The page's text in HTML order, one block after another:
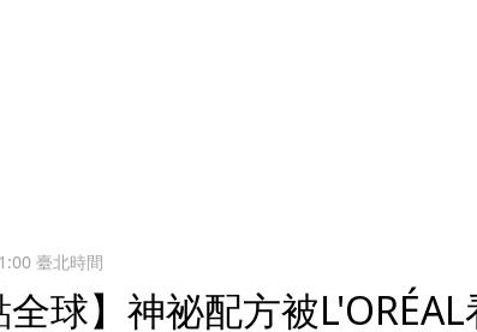
臺北時間
全球】神祕配方被